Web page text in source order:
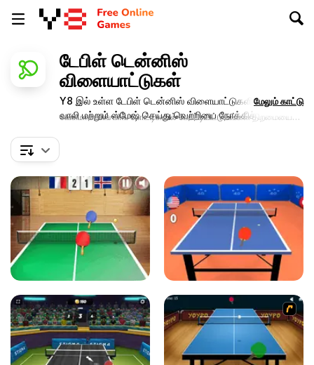
டேபிள் டென்னிஸ்
விளையாட்டுகள்
Y8 இல் உள்ள டேபிள் டென்னிஸ் விளையாட்டுகளில் சர்வ்,
வாலி மற்றும் ஸ்மேஷ் செய்து வெற்றியை நோக்கிச்
வேகமான பிங் பாங் போட்டிகளில் போட்டியிட்டு உங்கள் திறமையை
மேலும் காட்டு